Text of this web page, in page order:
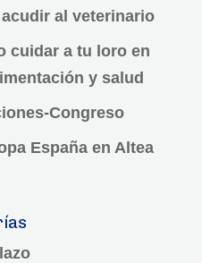
al veterinario
cuidar a tu loro en
y salud
Congreso
España en Altea